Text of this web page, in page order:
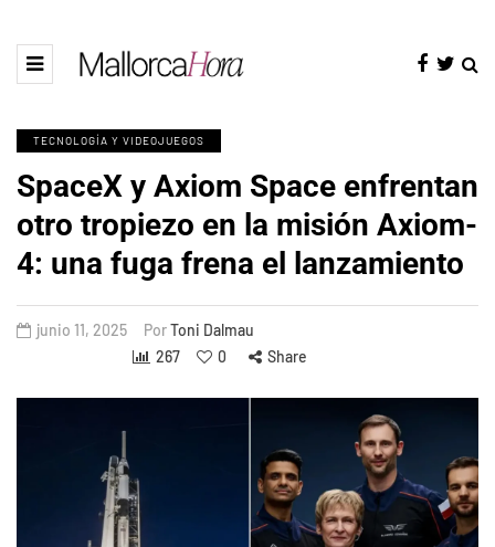
TECNOLOGÍA Y VIDEOJUEGOS
SpaceX y Axiom Space enfrentan
otro tropiezo en la misión Axiom-
4: una fuga frena el lanzamiento
junio 11, 2025 PorToni Dalmau
267
0 Share